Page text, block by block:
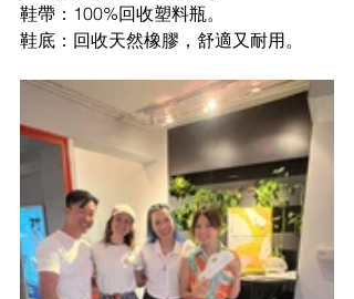
鞋帶：100%回收塑料瓶。
鞋底：回收天然橡膠，舒適又耐用。